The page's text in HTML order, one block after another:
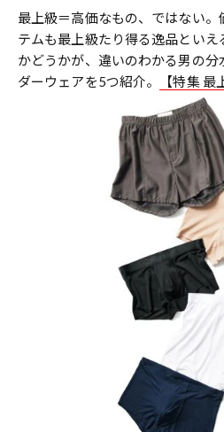
最上級＝高価なもの、ではない。
テムも最上級たり得る逸品といえ
かどうかが、違いのわかる男の
ダーウェアを5つ紹介。
【特集 最